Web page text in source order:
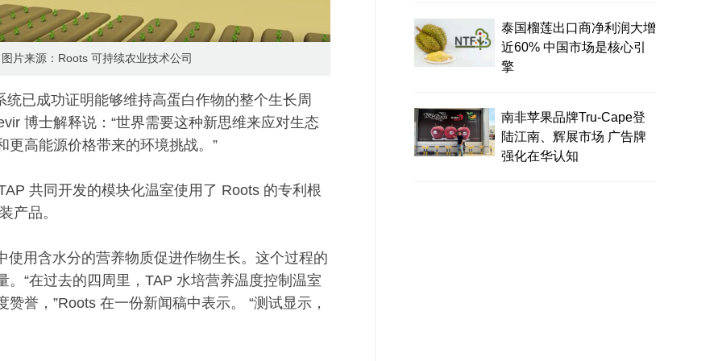
图片来源：Roots 可持续农业技术公司
已成功证明能够维持高蛋白作物的整个生长周
博士解释说：“世界需要这种新思维来应对生态
更高能源价格带来的环境挑战。”
共同开发的模块化温室使用了 Roots 的专利根
产品。
用含水分的营养物质促进作物生长。这个过程的
“在过去的四周里，TAP 水培营养温度控制温室
誉，”Roots 在一份新闻稿中表示。 “测试显示，
泰国榴莲出口商净利润大增
近60% 中国市场是核心引
擎
南非苹果品牌Tru-Cape登
陆江南、辉展市场 广告牌
强化在华认知